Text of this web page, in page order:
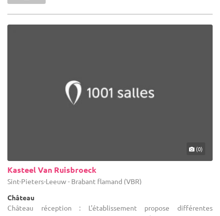
(0)
Kasteel Van Ruisbroeck
Sint-Pieters-Leeuw - Brabant flamand (VBR)
Château
Château réception : L'établissement propose différentes